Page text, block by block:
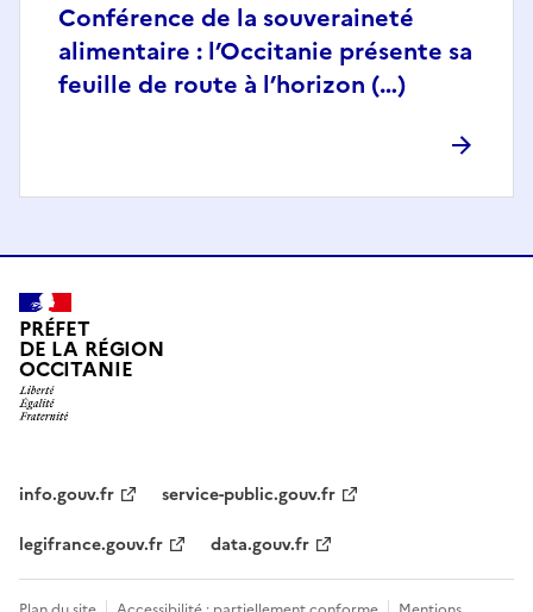
Conférence de la souveraineté
alimentaire : l’Occitanie présente sa
feuille de route à l’horizon (…)
PRÉFET
DE LA RÉGION
OCCITANIE
info.gouv.fr
service-public.gouv.fr
legifrance.gouv.fr
data.gouv.fr